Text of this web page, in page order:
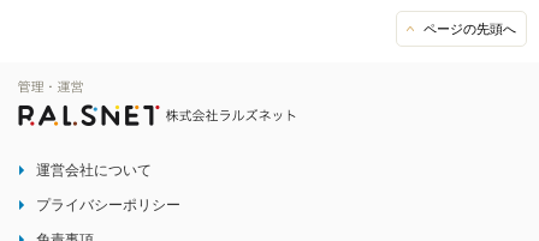
ページの先頭へ
運営会社について
プライバシーポリシー